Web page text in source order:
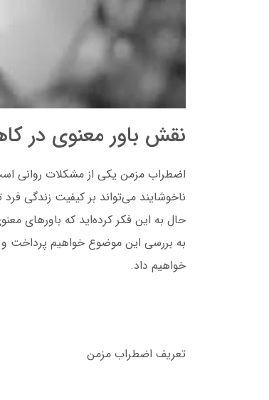
نقش باور معنوی در
اضطراب مزمن یکی از مشکلات روانی
ناخوشایند می‌تواند بر کیفیت زندگی فرد
حال به این فکر کرده‌اید که باورهای
به بررسی این موضوع خواهیم پرداخت
خواهیم داد.
تعریف اضطراب مزمن